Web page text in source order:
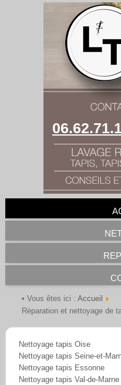
• Vous êtes ici : Accueil
Réparation et nettoyage de
Nettoyage tapis Oise
Nettoyage tapis Seine-et-
Nettoyage tapis Essonne
Nettoyage tapis Val-de-Marne